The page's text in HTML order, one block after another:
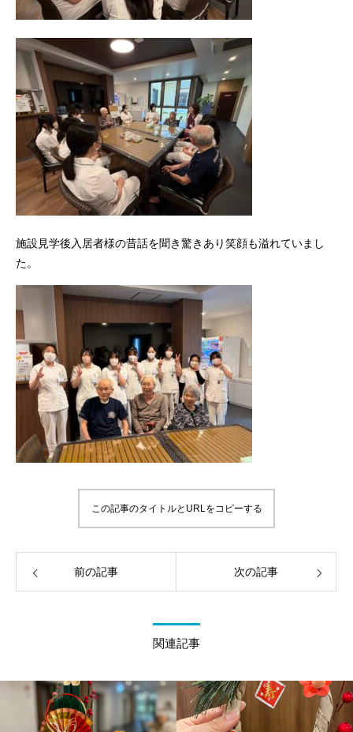
施設見学後入居者様の昔話を聞き驚きあり笑顔も溢れていまし
た。
この記事のタイトルとURLをコピーする
前の記事 次の記事
関連記事